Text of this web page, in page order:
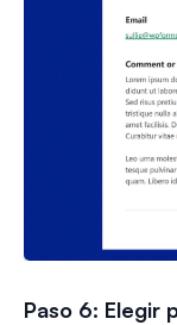
Paso 6: Elegir